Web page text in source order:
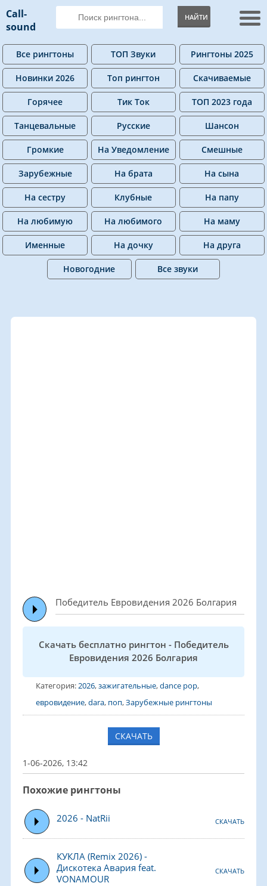
Call-
sound
НАЙТИ
Все рингтоны ТОП Звуки Рингтоны 2025
Новинки 2026 Топ рингтон Скачиваемые
Горячее Тик Ток ТОП 2023 года
Танцевальные Русские Шансон
Громкие На Уведомление Смешные
Зарубежные На брата На сына
На сестру Клубные На папу
На любимую На любимого На маму
Именные На дочку На друга
Новогодние Все звуки
Победитель Евровидения 2026 Болгария
Скачать бесплатно рингтон - Победитель
Евровидения 2026 Болгария
Категория:2026,зажигательные,dance pop,
евровидение,dara, поп,Зарубежные рингтоны
СКАЧАТЬ
1-06-2026, 13:42
Похожие рингтоны
2026 - NatRii СКАЧАТЬ
КУКЛА (Remix 2026) -
Дискотека Авария feat.
VONAMOUR
СКАЧАТЬ